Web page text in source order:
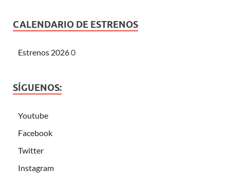
CALENDARIO DE ESTRENOS
Estrenos 20260
SÍGUENOS:
Youtube
Facebook
Twitter
Instagram